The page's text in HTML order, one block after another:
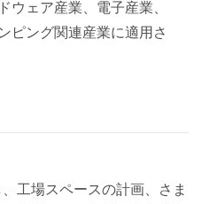
ウェア産業、電子産業、
ピング関連産業に適用さ
工場スペースの計画、さま